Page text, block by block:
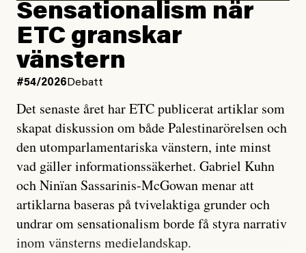
Sensationalism när
ETC granskar
vänstern
#54/2026 Debatt
Det senaste året har ETC publicerat artiklar som
skapat diskussion om både Palestinarörelsen och
den utomparlamentariska vänstern, inte minst
vad gäller informationssäkerhet. Gabriel Kuhn
och Ninïan Sassarinis-McGowan menar att
artiklarna baseras på tvivelaktiga grunder och
undrar om sensationalism borde få styra narrativ
inom vänsterns medielandskap.